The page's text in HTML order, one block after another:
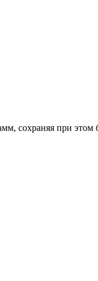
сохраняя при этом